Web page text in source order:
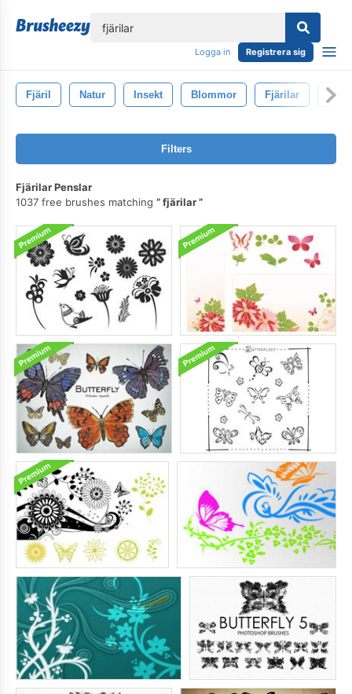
Logga in Registrera sig
Fjäril Natur Insekt Blommor Fjärilar
Filters
Fjärilar Penslar
1037 free brushes matching
fjärilar